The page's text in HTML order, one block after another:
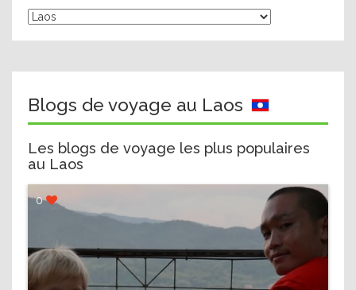
Blogs de voyage au Laos
Les blogs de voyage les plus populaires
au Laos
0